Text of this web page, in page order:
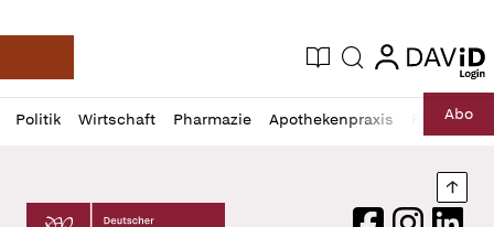
Deutsche Apotheker Zeitung
Aktuelle Ausgabe
Suche login
login
Politik Wirtschaft Pharmazie Apothekenpraxis RechtAbo
Profil
öffnen
Daz
Pur
Deutscher Apotheker Verlag Logo
FacebookInstagram